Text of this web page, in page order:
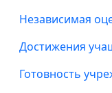
Независимая
Достижения
Готовность